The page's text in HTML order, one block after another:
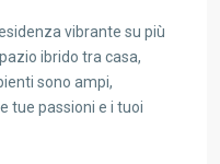
vibrante su più
ibrido tra casa,
sono ampi,
tue passioni e i tuoi